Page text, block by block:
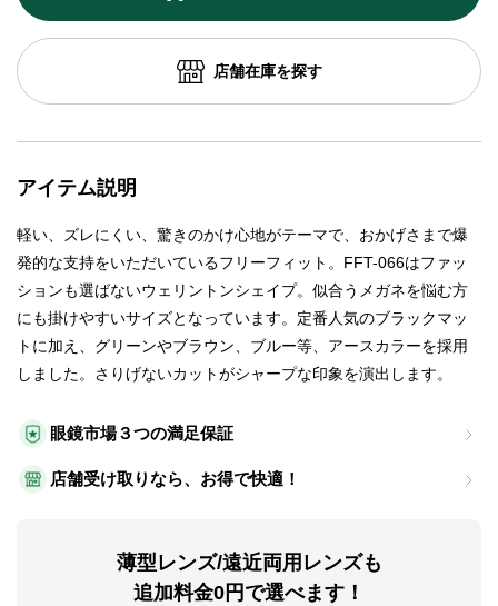
眼鏡市場３つの満足保証
店舗受け取りなら、お得で快適！
薄型レンズ/遠近両用レンズも
追加料金0円で選べます！
店舗在庫を探す
アイテム説明
軽い、ズレにくい、驚きのかけ心地がテーマで、おかげさまで爆
発的な支持をいただいているフリーフィット。FFT-066はファッ
ションも選ばないウェリントンシェイプ。似合うメガネを悩む方
にも掛けやすいサイズとなっています。定番人気のブラックマッ
トに加え、グリーンやブラウン、ブルー等、アースカラーを採用
しました。さりげないカットがシャープな印象を演出します。